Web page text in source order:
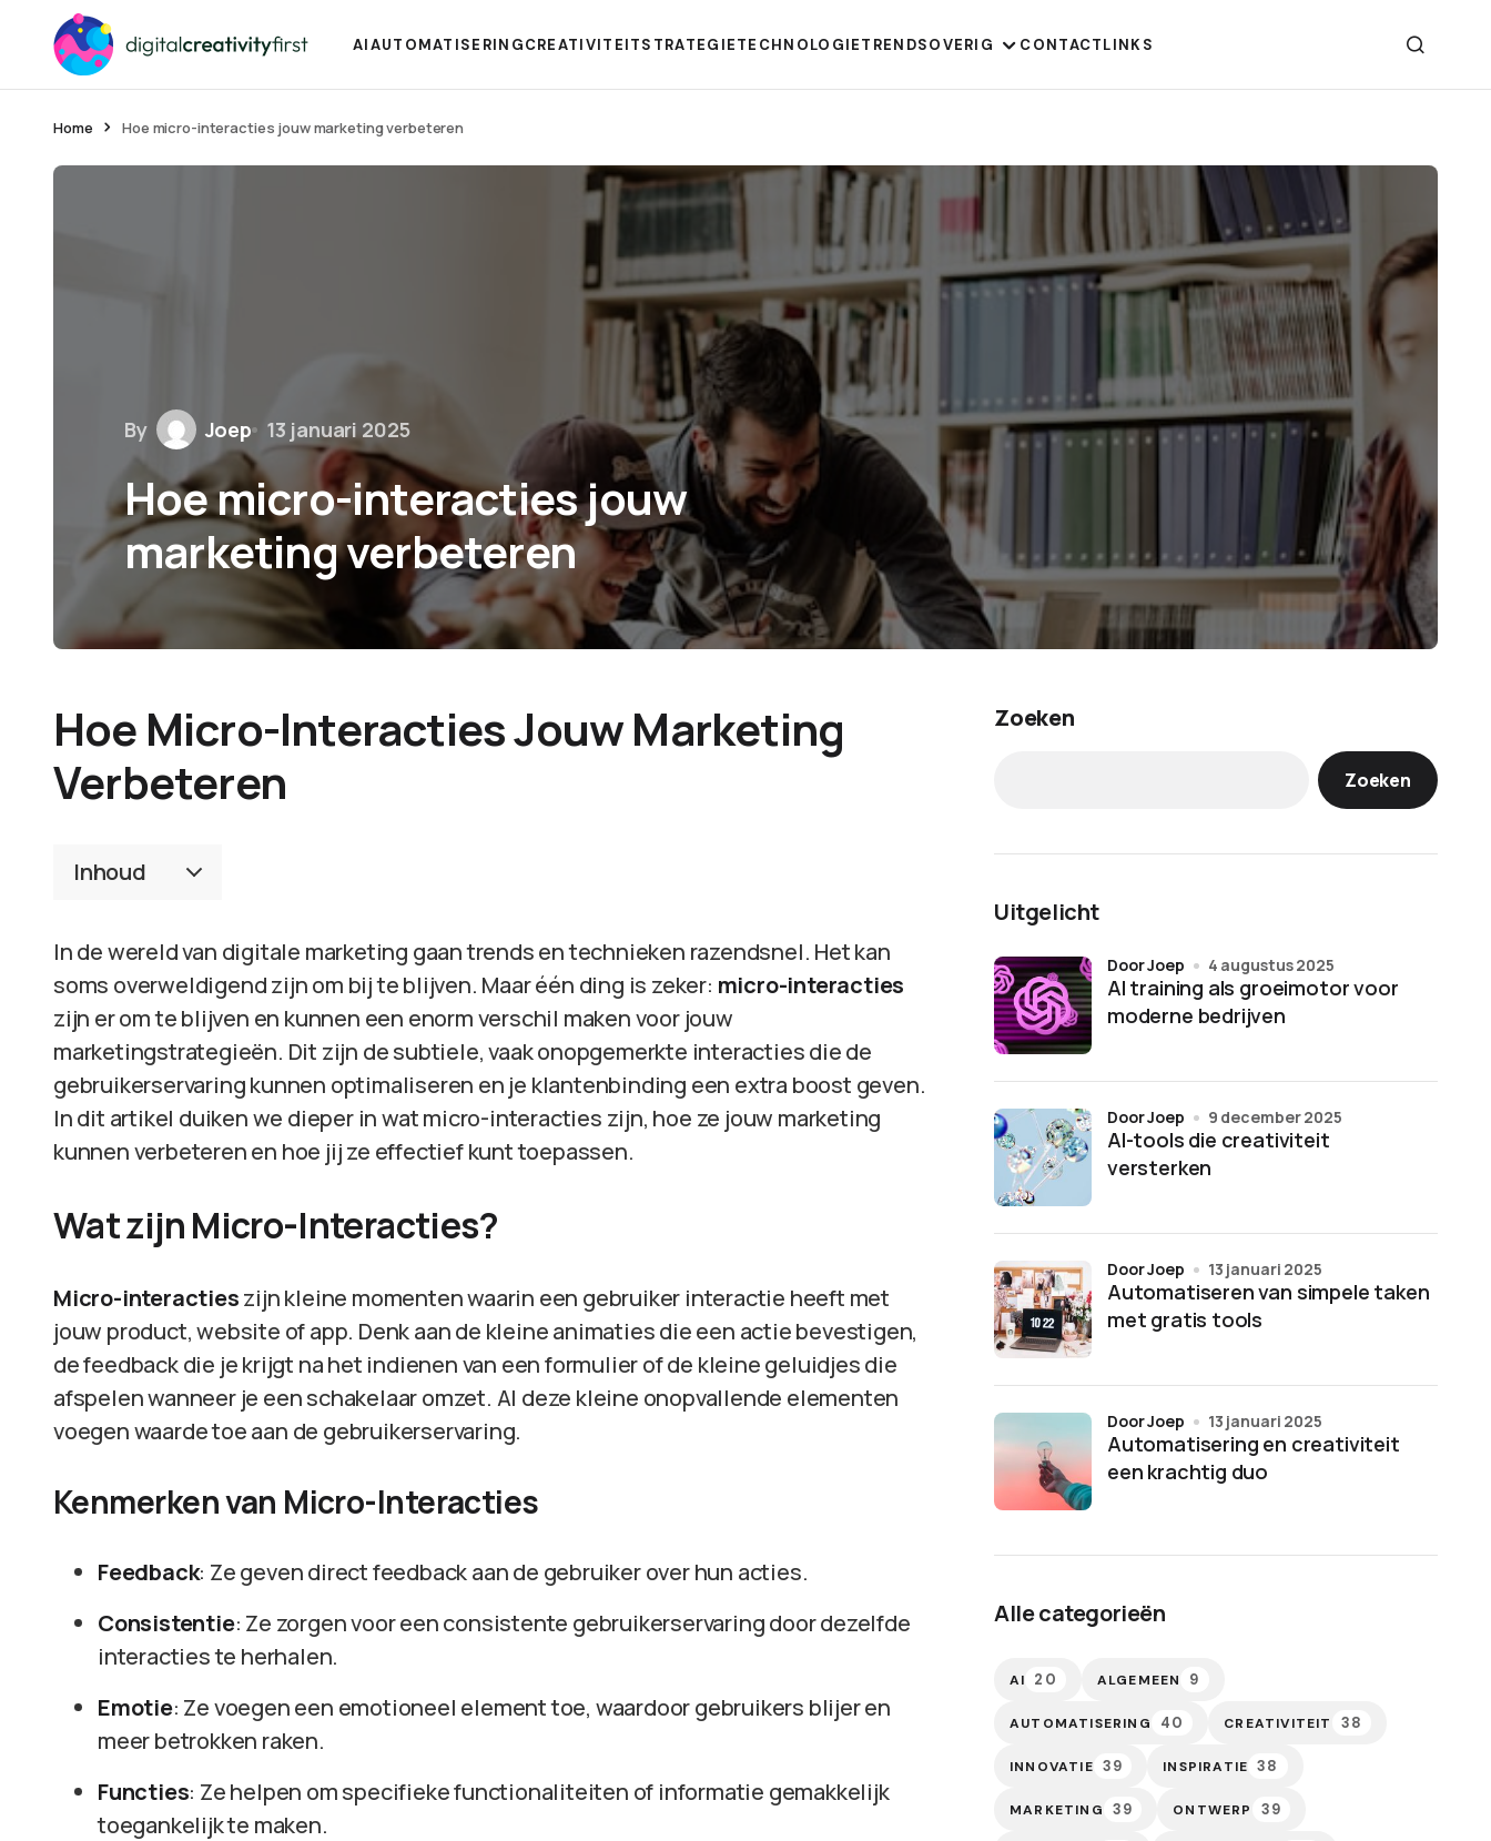
AIAUTOMATISERINGCREATIVITEITSTRATEGIETECHNOLOGIETRENDSOVERIG CONTACTLINKS
Home Hoe micro-interacties jouw marketing verbeteren
By Joep 13 januari 2025
Hoe micro-interacties jouw
marketing verbeteren
Hoe Micro-Interacties Jouw Marketing
Verbeteren
Inhoud
In de wereld van digitale marketing gaan trends en technieken razendsnel. Het kan
soms overweldigend zijn om bij te blijven. Maar één ding is zeker: micro-interacties
zijn er om te blijven en kunnen een enorm verschil maken voor jouw
marketingstrategieën. Dit zijn de subtiele, vaak onopgemerkte interacties die de
gebruikerservaring kunnen optimaliseren en je klantenbinding een extra boost geven.
In dit artikel duiken we dieper in wat micro-interacties zijn, hoe ze jouw marketing
kunnen verbeteren en hoe jij ze effectief kunt toepassen.
Wat zijn Micro-Interacties?
Micro-interactieszijn kleine momenten waarin een gebruiker interactie heeft met
jouw product, website of app. Denk aan de kleine animaties die een actie bevestigen,
de feedback die je krijgt na het indienen van een formulier of de kleine geluidjes die
afspelen wanneer je een schakelaar omzet. Al deze kleine onopvallende elementen
voegen waarde toe aan de gebruikerservaring.
Kenmerken van Micro-Interacties
Feedback: Ze geven direct feedback aan de gebruiker over hun acties.
Consistentie: Ze zorgen voor een consistente gebruikerservaring door dezelfde
interacties te herhalen.
Emotie: Ze voegen een emotioneel element toe, waardoor gebruikers blijer en
meer betrokken raken.
Functies: Ze helpen om specifieke functionaliteiten of informatie gemakkelijk
toegankelijk te maken.
Zoeken
Zoeken
Uitgelicht
AI training als groeimotor voor
moderne bedrijven
door Joep 4 augustus 2025
AI-tools die creativiteit
versterken
door Joep 9 december 2025
Automatiseren van simpele taken
met gratis tools
door Joep 13 januari 2025
Automatisering en creativiteit
een krachtig duo
door Joep 13 januari 2025
Alle categorieën
AI 20 ALGEMEEN 9
AUTOMATISERING 40 CREATIVITEIT 38
INNOVATIE 39 INSPIRATIE 38
MARKETING 39 ONTWERP 39